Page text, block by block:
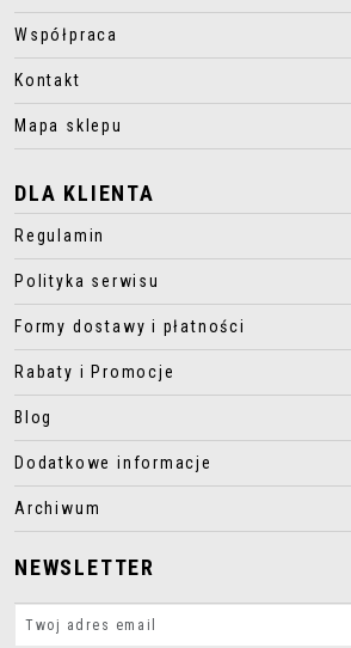
Współpraca
Kontakt
Mapa sklepu
DLA KLIENTA
Regulamin
Polityka serwisu
Formy dostawy i płatności
Rabaty i Promocje
Blog
Dodatkowe informacje
Archiwum
NEWSLETTER